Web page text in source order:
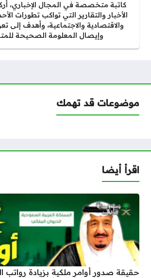
كاتبة متخصصة في المجال الإخباري،
الأخبار والتقارير التي تواكب تطورات
والاقتصادية والاجتماعية، وأهدف إلى
وإيصال المعلومة الصحيحة
موضوعات قد تهمك
اقرأ أيضا
حقيقة صدور أوامر ملكية بزيادة رواتب